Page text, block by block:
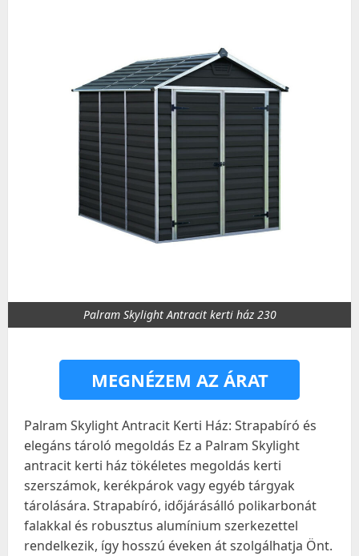
Palram Skylight Antracit kerti ház 230
MEGNÉZEM AZ ÁRAT
Palram Skylight Antracit Kerti Ház: Strapabíró és
elegáns tároló megoldás Ez a Palram Skylight
antracit kerti ház tökéletes megoldás kerti
szerszámok, kerékpárok vagy egyéb tárgyak
tárolására. Strapabíró, időjárásálló polikarbonát
falakkal és robusztus alumínium szerkezettel
rendelkezik, így hosszú éveken át szolgálhatja Önt.